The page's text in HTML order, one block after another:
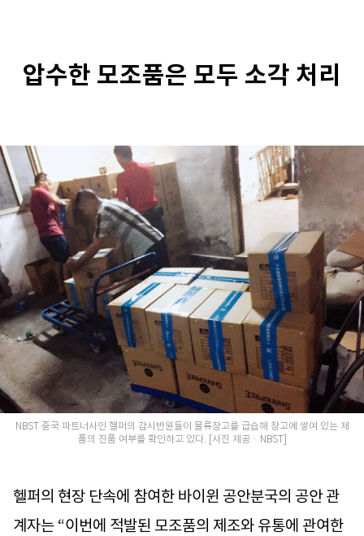
압수한 모조품은 모두 소각 처리
NBST 중국 파트너사인 헬퍼의 감시반원들이 물류창고를 급습해 창고에 쌓여 있는 제
품의 진품 여부를 확인하고 있다. [사진 제공 · NBST]
헬퍼의 현장 단속에 참여한 바이윈 공안분국의 공안 관
계자는 “이번에 적발된 모조품의 제조와 유통에 관여한